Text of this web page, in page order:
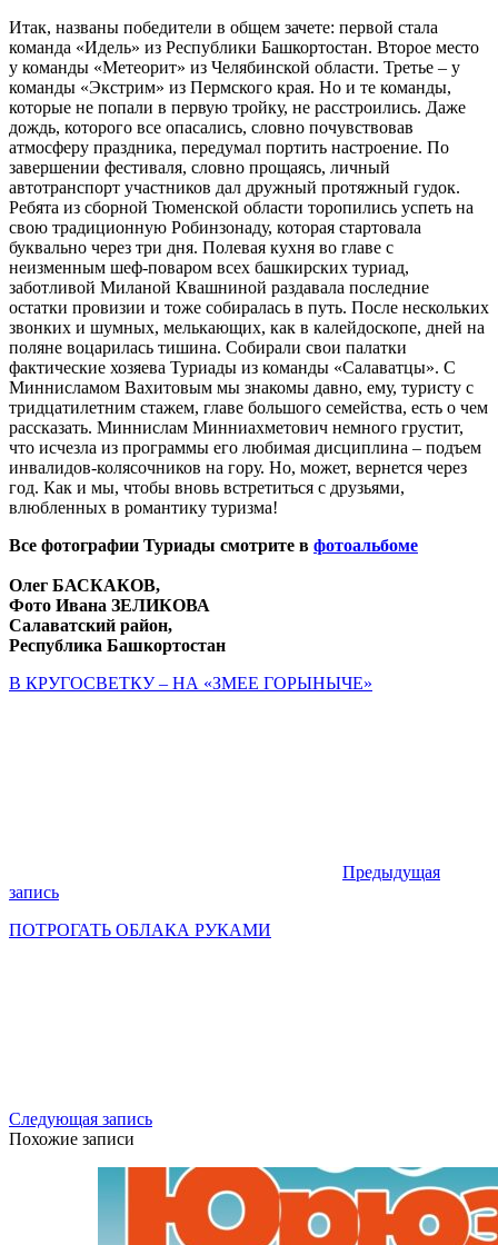
Итак, названы победители в общем зачете: первой стала
команда «Идель» из Республики Башкортостан. Второе место
у команды «Метеорит» из Челябинской области. Третье – у
команды «Экстрим» из Пермского края. Но и те команды,
которые не попали в первую тройку, не расстроились. Даже
дождь, которого все опасались, словно почувствовав
атмосферу праздника, передумал портить настроение. По
завершении фестиваля, словно прощаясь, личный
автотранспорт участников дал дружный протяжный гудок.
Ребята из сборной Тюменской области торопились успеть на
свою традиционную Робинзонаду, которая стартовала
буквально через три дня. Полевая кухня во главе с
неизменным шеф-поваром всех башкирских туриад,
заботливой Миланой Квашниной раздавала последние
остатки провизии и тоже собиралась в путь. После нескольких
звонких и шумных, мелькающих, как в калейдоскопе, дней на
поляне воцарилась тишина. Собирали свои палатки
фактические хозяева Туриады из команды «Салаватцы». С
Миннисламом Вахитовым мы знакомы давно, ему, туристу с
тридцатилетним стажем, главе большого семейства, есть о чем
рассказать. Миннислам Минниахметович немного грустит,
что исчезла из программы его любимая дисциплина – подъем
инвалидов-колясочников на гору. Но, может, вернется через
год. Как и мы, чтобы вновь встретиться с друзьями,
влюбленных в романтику туризма!
Все фотографии Туриады смотрите в фотоальбоме
Олег БАСКАКОВ,
Фото Ивана ЗЕЛИКОВА
Салаватский район,
Республика Башкортостан
В КРУГОСВЕТКУ – НА «ЗМЕЕ ГОРЫНЫЧЕ»
Предыдущая
запись
ПОТРОГАТЬ ОБЛАКА РУКАМИ
Следующая запись
Похожие записи